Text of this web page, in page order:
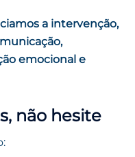
a intervenção,
emocional e
não hesite